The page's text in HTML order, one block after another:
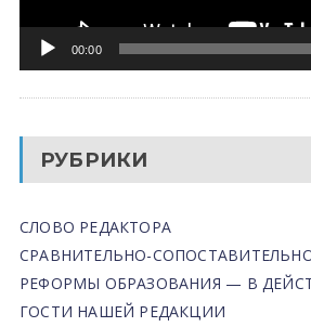
00:00
РУБРИКИ
СЛОВО РЕДАКТОРА
СРАВНИТЕЛЬНО-
РЕФОРМЫ ОБРАЗОВАНИЯ — В
ГОСТИ НАШЕЙ РЕДАКЦИИ